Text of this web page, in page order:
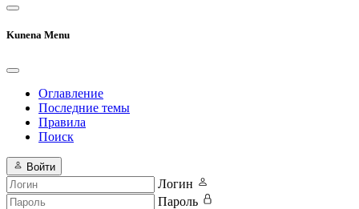
Kunena Menu
Оглавление
Последние темы
Правила
Поиск
Войти
Логин
Пароль